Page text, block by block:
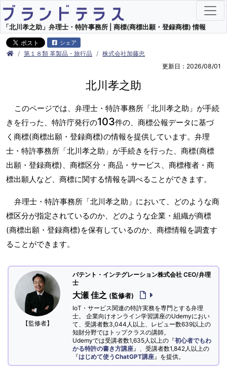
「北川孝之助」弁理士・特許事務所 | 商標(商標出願・登録商標) 情報
シェア
第１８類 革製品・旅行品
株式会社加藤忠
更新日：2026/08/01
北川孝之助
このページでは、弁理士・特許事務所「北川孝之助」が手続
きを行った、特許庁発行の103件の、商標公報データに基づ
く商標(商標出願・登録商標)の情報を提供しています。弁理
士・特許事務所「北川孝之助」が手続きを行った、商標(商標
出願・登録商標)、商標区分・商品・サービス、商標権者・商
標出願人など、商標に関する情報を調べることができます。
弁理士・特許事務所「北川孝之助」において、どのような商
標区分が指定されているのか、どのような企業・組織が商標
(商標出願・登録商標)を保有しているのか、商標情報を調査す
ることができます。
【監修者】
パテント・インテグレーション株式会社 CEO/弁理
士
大瀬 佳之 (監修者)
IoT・サービス関連の特許実務を専門とする弁理
士。 企業向けオンライン学習講座のUdemyにおい
て、受講者数3,044人以上、レビュー数639以上の
知財分野ではトップクラスの講師。
Udemyでは受講者数1,635人以上の『初心者でもわ
かる特許の書き方講座 』、受講者数1,842人以上の
『はじめて使うChatGPT講座 』を提供。